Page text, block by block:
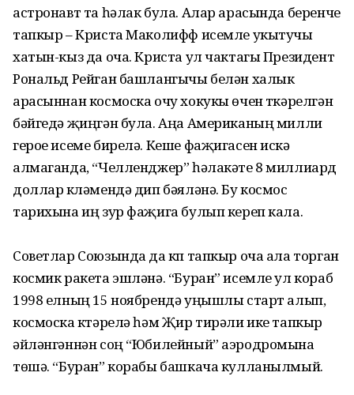
астронавт та һәлак була. Алар арасында беренче
тапкыр – Криста Маколифф исемле укытучы
хатын-кыз да оча. Криста ул чактагы Президент
Рональд Рейган башлангычы белән халык
арасыннан космоска очу хокукы өчен үткәрелгән
бәйгедә җиңгән була. Аңа Американың милли
герое исеме бирелә. Кеше фаҗигасен искә
алмаганда, “Челленджер” һәлакәте 8 миллиард
доллар күләмендә дип бәяләнә. Бу космос
тарихына иң зур фаҗига булып кереп кала.
Советлар Союзында да күп тапкыр оча ала торган
космик ракета эшләнә. “Буран” исемле ул кораб
1998 елның 15 ноябрендә уңышлы старт алып,
космоска күтәрелә һәм Җир тирәли ике тапкыр
әйләнгәннән соң “Юбилейный” аэродромына
төшә. “Буран” корабы башкача кулланылмый.